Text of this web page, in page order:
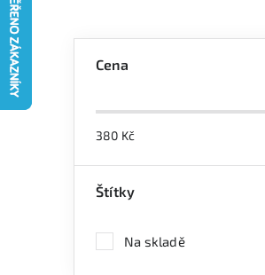
Cena
380 Kč
Štítky
Na skladě